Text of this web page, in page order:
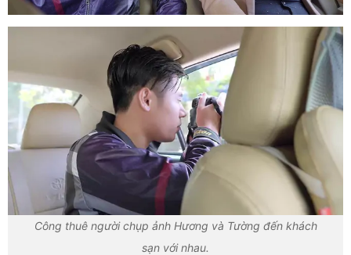
Công thuê người chụp ảnh Hương và Tường đến khách
sạn với nhau.